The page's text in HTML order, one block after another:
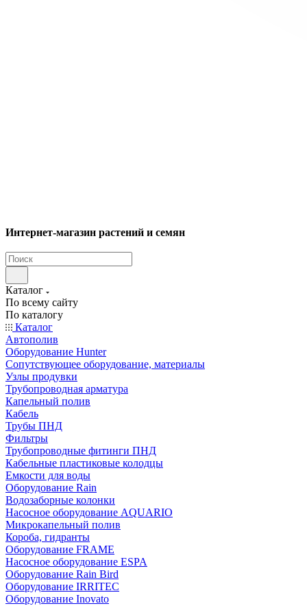
Интернет-магазин растений и семян
Каталог
По всему сайту
По каталогу
Каталог
Автополив
Оборудование Hunter
Сопутствующее оборудование, материалы
Узлы продувки
Трубопроводная арматура
Капельный полив
Кабель
Трубы ПНД
Фильтры
Трубопроводные фитинги ПНД
Кабельные пластиковые колодцы
Емкости для воды
Оборудование Rain
Водозаборные колонки
Насосное оборудование AQUARIO
Микрокапельный полив
Короба, гидранты
Оборудование FRAME
Насосное оборудование ESPA
Оборудование Rain Bird
Оборудование IRRITEC
Оборудование Inovato